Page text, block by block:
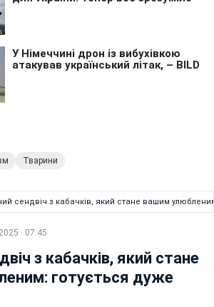
Тварини
сендвіч з кабачків, який стане вашим
· 07:45
з кабачків, який стане
готується дуже